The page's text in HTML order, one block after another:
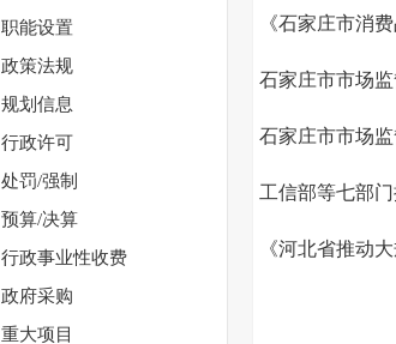
职能设置
政策法规
规划信息
行政许可
处罚/强制
预算/决算
行政事业性收费
政府采购
重大项目
《石家庄市消
石家庄市市场
石家庄市市场
工信部等七部
《河北省推动